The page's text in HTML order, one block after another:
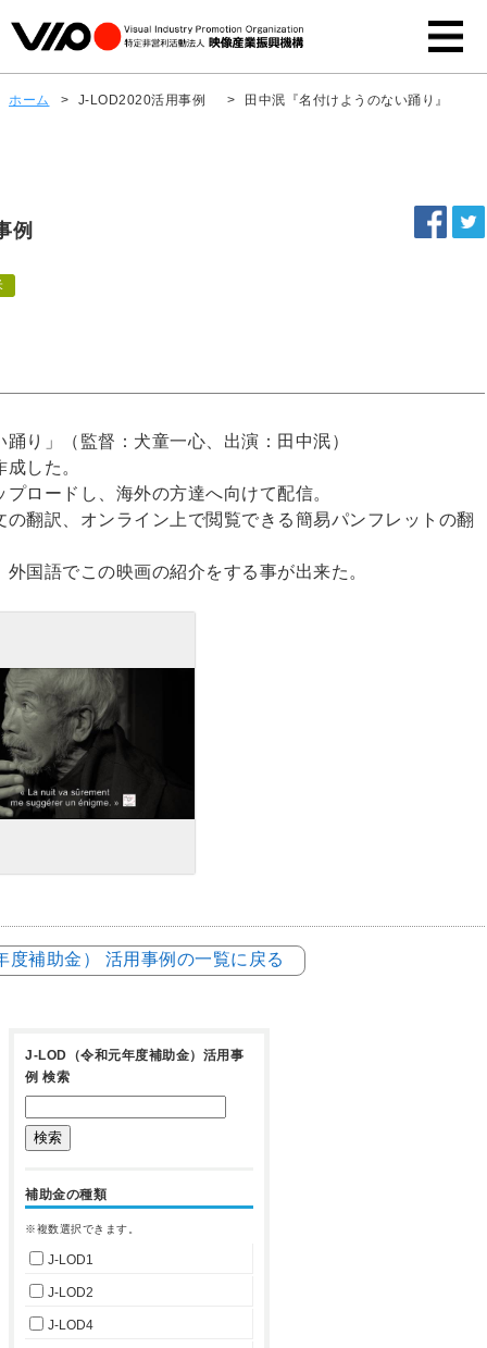
ホーム > J-LOD2020活用事例 > 田中泯『名付けようのない踊り』
例
り」（監督：犬童一心、出演：田中泯）
した。
ロードし、海外の方達へ向けて配信。
翻訳、オンライン上で閲覧できる簡易パンフレットの翻
国語でこの映画の紹介をする事が出来た。
度補助金） 活用事例の一覧に戻る
J-LOD（令和元年度補助金）活用事
例 検索
補助金の種類
※複数選択できます。
J-LOD1
J-LOD2
J-LOD4